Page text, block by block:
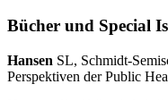
Bücher und Special
Hansen SL, Schmidt-
Perspektiven der Public